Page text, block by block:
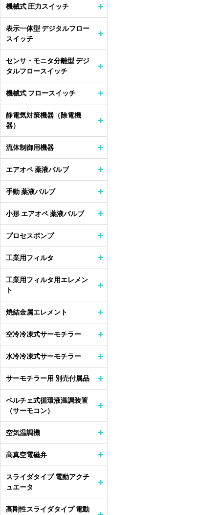
機械式 圧力スイッチ
表示一体型 デジタルフロー
スイッチ
センサ・モニタ分離型 デジ
タルフロースイッチ
機械式 フロースイッチ
静電気対策機器（除電機
器）
流体制御用機器
エアオペ 薬液バルブ
手動 薬液バルブ
小形 エアオペ 薬液バルブ
プロセスポンプ
工業用フィルタ
工業用フィルタ用エレメン
ト
焼結金属エレメント
空冷冷凍式サーモチラー
水冷冷凍式サーモチラー
サーモチラー用 別売付属品
ペルチェ式循環液温調装置
（サーモコン）
空気温調機
高真空電磁弁
スライダタイプ 電動アクチ
ュエータ
高剛性スライダタイプ 電動